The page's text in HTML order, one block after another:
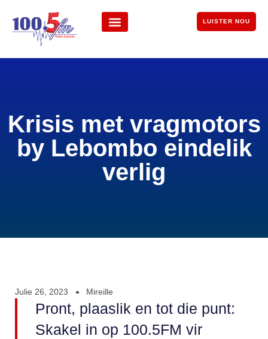
LUISTER NOU
Krisis met vragmotors
by Lebombo eindelik
verlig
Julie 26, 2023 Mireille
Pront, plaaslik en tot die punt:
Skakel in op 100.5FM vir